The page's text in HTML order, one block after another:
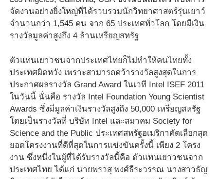
จัดงานอย่างยิ่งใหญ่ที่ได้รวบรวมนักวิทยาศาสตร์รุ่นเยาว์
จำนวนกว่า 1,545 คน จาก 65 ประเทศทั่วโลก โดยมีเงิน
รางวัลมูลค่าสูงถึง 4 ล้านเหรียญสหรัฐ
ตัวแทนเยาวชนจากประเทศไทยก็ไม่ทำให้คนไทยทั้ง
ประเทศผิดหวัง เพราะสามารถคว้ารางวัลสูงสุดในการ
ประกาศผลรางวัล Grand Award ในเวที Intel ISEF 2011
ในวันนี้ นั่นคือ รางวัล Intel Foundation Young Scientist
Awards ซึ่งมีมูลค่าเงินรางวัลสูงถึง 50,000 เหรียญสหรัฐ
โดยเป็นรางวัลที่ บริษัท Intel และสมาคม Society for
Science and the Public ประเทศสหรัฐอเมริกาคัดเลือกสุด
ยอดโครงงานที่ดีที่สุดในการแข่งขันครั้งนี้ เพียง 2 โครง
งาน ซึ่งหนึ่งในผู้ที่ได้รับรางวัลนี้คือ ตัวแทนเยาวชนจาก
ประเทศไทย ได้แก่ นายพรวสุ พงศ์ธีระวรรณ นางสาวธัญ